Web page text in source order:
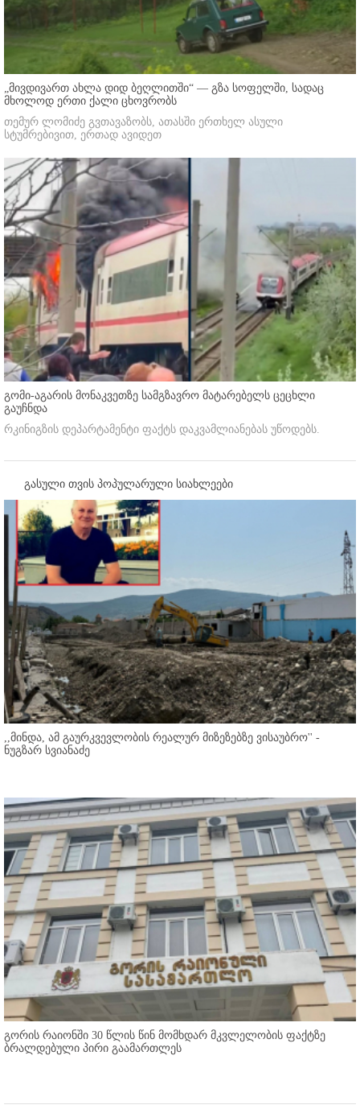
„მივდივართ ახლა დიდ ბეღლითში“ — გზა სოფელში, სადაც
მხოლოდ ერთი ქალი ცხოვრობს
თემურ ლომიძე გვთავაზობს, ათასში ერთხელ ასული
სტუმრებივით, ერთად ავიდეთ
გომი-აგარის მონაკვეთზე სამგზავრო მატარებელს ცეცხლი
გაუჩნდა
რკინიგზის დეპარტამენტი ფაქტს დაკვამლიანებას უწოდებს.
გასული თვის პოპულარული სიახლეები
,,მინდა, ამ გაურკვევლობის რეალურ მიზეზებზე ვისაუბრო'' -
ნუგზარ სვიანაძე
გორის რაიონში 30 წლის წინ მომხდარ მკვლელობის ფაქტზე
ბრალდებული პირი გაამართლეს